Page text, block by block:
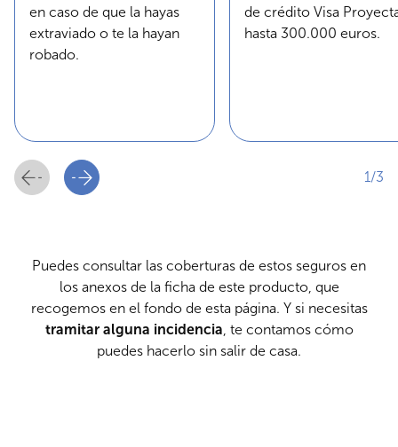
en caso de que la hayas
extraviado o te la hayan
robado.
de crédito Visa
hasta 300.000 euros.
Anterior Siguiente
1/3
Puedes consultar las coberturas de estos seguros en
los anexos de la ficha de este producto, que
recogemos en el fondo de esta página. Y si necesitas
tramitar alguna incidencia te contamos cómo
puedes hacerlo sin salir de casa.